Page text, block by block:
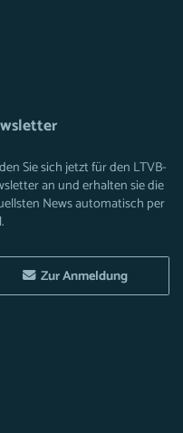
Sie sich jetzt für den LTVB-
an und erhalten sie die
News automatisch per
Zur Anmeldung